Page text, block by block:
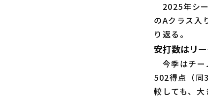
2025年シ
のAクラス入
り返る。
安打数はリ
今季はチー
502得点（同
較しても、